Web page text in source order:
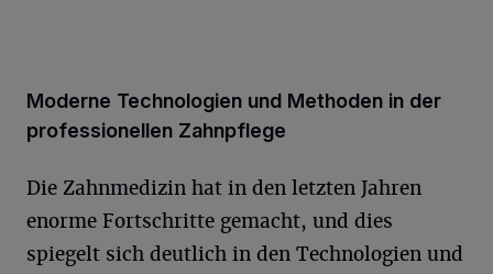
Moderne Technologien und Methoden in der
professionellen Zahnpflege
Die Zahnmedizin hat in den letzten Jahren
enorme Fortschritte gemacht, und dies
spiegelt sich deutlich in den Technologien und